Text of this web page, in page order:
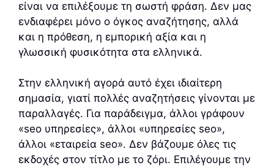
είναι να επιλέξουμε τη σωστή φράση. Δεν μας
ενδιαφέρει μόνο ο όγκος αναζήτησης, αλλά
και η πρόθεση, η εμπορική αξία και η
γλωσσική φυσικότητα στα ελληνικά.
Στην ελληνική αγορά αυτό έχει ιδιαίτερη
σημασία, γιατί πολλές αναζητήσεις γίνονται με
παραλλαγές. Για παράδειγμα, άλλοι γράφουν
«seo υπηρεσίες», άλλοι «υπηρεσίες seo»,
άλλοι «εταιρεία seo». Δεν βάζουμε όλες τις
εκδοχές στον τίτλο με το ζόρι. Επιλέγουμε την